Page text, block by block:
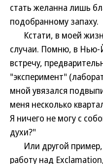
стать желанна лишь
подобранному запаху.
Кстати, в моей
случаи. Помню, в Нью-
встречу,
"эксперимент"
мной увязался
меня несколько
Я ничего не могу с
духи?"
Или другой пример,
работу над